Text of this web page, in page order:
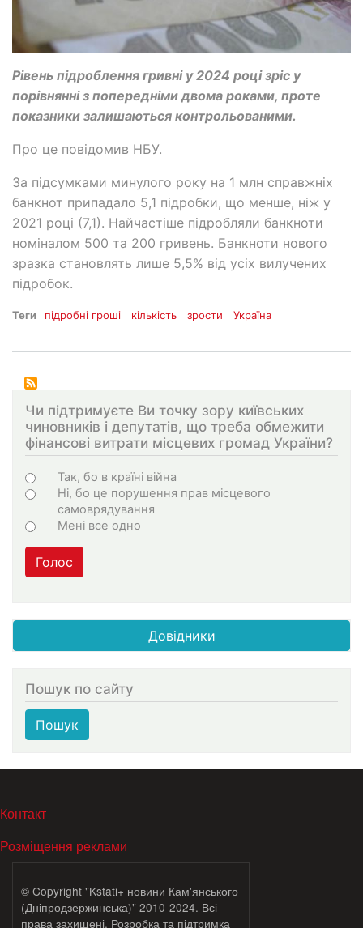
Рівень підроблення гривні у 2024 році зріс у
порівнянні з попередніми двома роками, проте
показники залишаються контрольованими.
Про це повідомив НБУ.
За підсумками минулого року на 1 млн справжніх
банкнот припадало 5,1 підробки, що менше, ніж у
2021 році (7,1). Найчастіше підробляли банкноти
номіналом 500 та 200 гривень. Банкноти нового
зразка становлять лише 5,5% від усіх вилучених
підробок.
Теги підробні гроші кількість зрости Україна
Чи підтримуєте Ви точку зору київських
чиновників і депутатів, що треба обмежити
фінансові витрати місцевих громад України?
Варіанти
Так, бо в країні війна
Ні, бо це порушення прав місцевого
самоврядування
Мені все одно
Голос
Довідники
Пошук по сайту
Пошук
МЕНЮ В ПОДВАЛЕ
Контакт
Розміщення реклами
© Copyright "Kstati+ новини Кам'янського
(Дніпродзержинська)" 2010-2024. Всі
права захищені. Розробка та підтримка